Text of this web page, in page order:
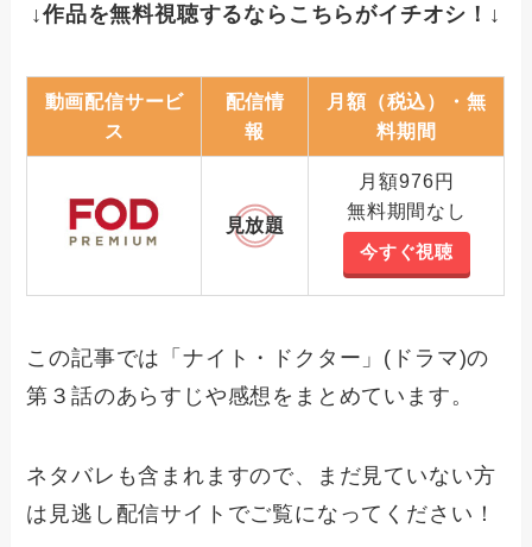
↓作品を無料視聴するならこちらがイチオシ！↓
動画配信サービ
ス
配信情
報
月額（税込）・無
料期間
見放題
月額976円
無料期間なし
今すぐ視聴
この記事では「ナイト・ドクター」(ドラマ)の
第３話のあらすじや感想をまとめています。
ネタバレも含まれますので、まだ見ていない方
は見逃し配信サイトでご覧になってください！